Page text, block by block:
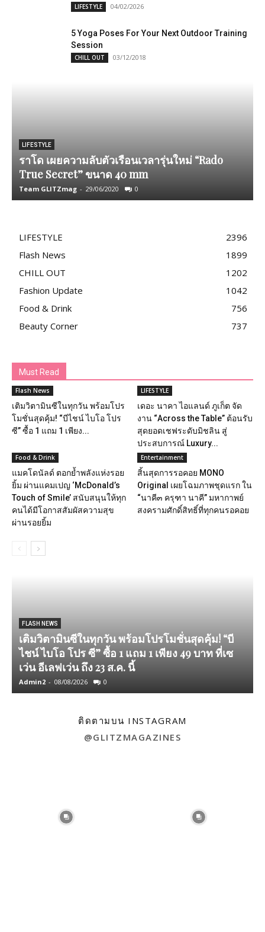
LIFESTYLE 04/02/2026
5 Yoga Poses For Your Next Outdoor Training
Session
CHILL OUT 03/12/2018
LIFESTYLE
ราโด เผยความลับตัวเรือนเวลารุ่นใหม่ “Rado
True Secret” ขนาด 40 mm
Team GLITZmag - 29/06/2020 0
LIFESTYLE
2396
Flash News
1899
CHILL OUT
1202
Fashion Update
1042
Food & Drink
756
Beauty Corner
737
Must Read
Flash News
เติมวิตามินซีในทุกวัน พร้อมโปร
โมชั่นสุดคุ้ม! “บีไชน์ ไบโอ โปร
ซี” ซื้อ 1 แถม 1 เพียง...
LIFESTYLE
เดอะ นาคา ไอแลนด์ ภูเก็ต จัด
งาน “Across the Table” ต้อนรับ
สุดยอดเชฟระดับมิชลิน สู่
ประสบการณ์ Luxury...
Food & Drink
แมคโดนัลด์ ตอกย้ำพลังแห่งรอย
ยิ้ม ผ่านแคมเปญ ‘McDonald’s
Touch of Smile’ สนับสนุนให้ทุก
คนได้มีโอกาสสัมผัสความสุข
ผ่านรอยยิ้ม
Entertainment
สิ้นสุดการรอคอย MONO
Original เผยโฉมภาพชุดแรก ใน
“นาคี๓ ครุฑา นาคี” มหากาพย์
สงครามศักดิ์สิทธิ์ที่ทุกคนรอคอย
FLASH NEWS
เติมวิตามินซีในทุกวัน พร้อมโปรโมชั่นสุดคุ้ม! “บี
ไชน์ ไบโอ โปร ซี” ซื้อ 1 แถม 1 เพียง 49 บาท ที่เซ
เว่น อีเลฟเว่น ถึง 23 ส.ค. นี้
Admin2 - 08/08/2026 0
ติดตามบน INSTAGRAM
@GLITZMAGAZINES